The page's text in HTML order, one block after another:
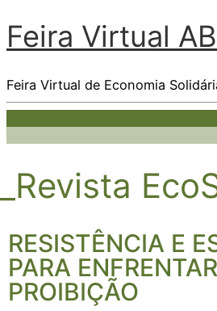
Feira Virtual
Feira Virtual de Economia
_Revista
RESISTÊNCIA E
PARA ENFRENTAR
PROIBIÇÃO